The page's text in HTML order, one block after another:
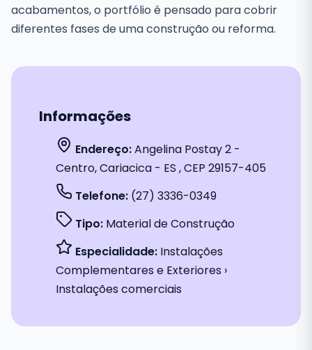
acabamentos, o portfólio é pensado para cobrir
diferentes fases de uma construção ou reforma.
Informações
Endereço:Angelina Postay 2 -
Centro, Cariacica - ES , CEP 29157-405
Telefone: (27) 3336-0349
Tipo: Material de Construção
Especialidade: Instalações
Complementares e Exteriores ›
Instalações comerciais